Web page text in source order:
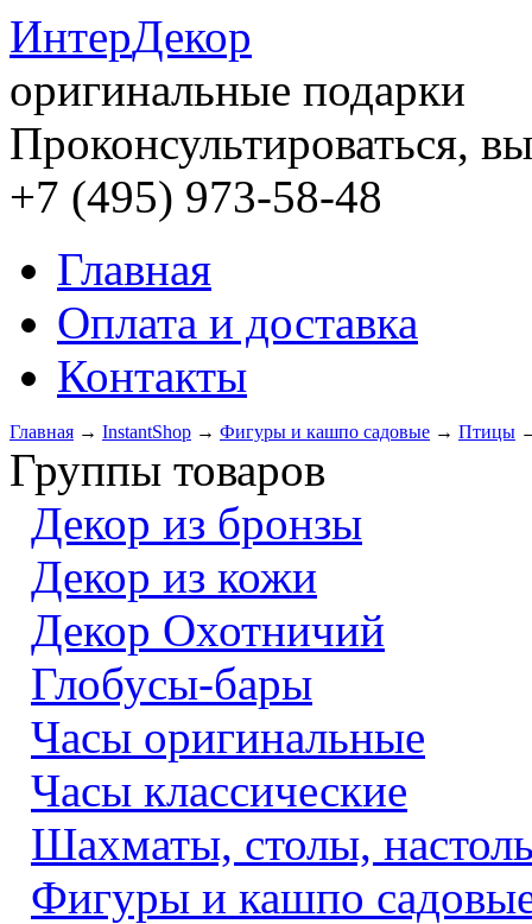
ИнтерДекор
оригинальные подарки
Проконсультироваться,
+7 (495) 973-58-48
Главная
Оплата и доставка
Контакты
Главная → InstantShop → Фигуры и кашпо садовые → Птицы
Группы товаров
Декор из бронзы
Декор из кожи
Декор Охотничий
Глобусы-бары
Часы оригинальные
Часы классические
Шахматы, столы,
Фигуры и кашпо